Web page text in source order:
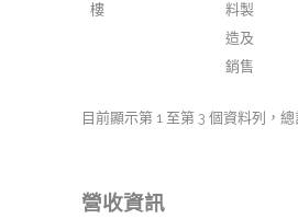
樓
料製
造及
銷售
目前顯示第 1 至第 3 個資料列，
營收資訊